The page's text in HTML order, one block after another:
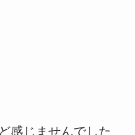
感じませんでした